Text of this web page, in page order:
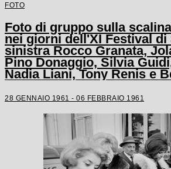
FOTO
Foto di gruppo sulla
nei giorni dell'XI Festival di
sinistra Rocco Granata,
Pino Donaggio, Silvia
Nadia Liani, Tony Renis e
28 GENNAIO 1961 - 06 FEBBRAIO 1961